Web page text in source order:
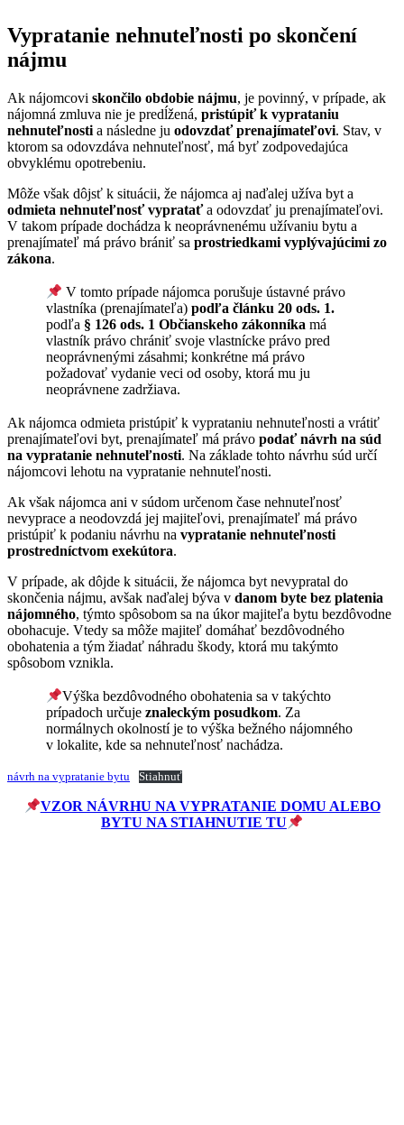
Vypratanie nehnuteľnosti po skončení
nájmu
Ak nájomcovi skončilo obdobie nájmu, je povinný, v prípade, ak
nájomná zmluva nie je predĺžená, pristúpiť k vyprataniu
nehnuteľnosti a následne ju odovzdať prenajímateľovi. Stav, v
ktorom sa odovzdáva nehnuteľnosť, má byť zodpovedajúca
obvyklému opotrebeniu.
Môže však dôjsť k situácii, že nájomca aj naďalej užíva byt a
odmieta nehnuteľnosť vyprataťa odovzdať ju prenajímateľovi.
V takom prípade dochádza k neoprávnenému užívaniu bytu a
prenajímateľ má právo brániť sa prostriedkami vyplývajúcimi zo
zákona.
V tomto prípade nájomca porušuje ústavné právo
vlastníka (prenajímateľa) podľa článku 20 ods. 1.
podľa § 126 ods. 1 Občianskeho zákonníka má
vlastník právo chrániť svoje vlastnícke právo pred
neoprávnenými zásahmi; konkrétne má právo
požadovať vydanie veci od osoby, ktorá mu ju
neoprávnene zadržiava.
Ak nájomca odmieta pristúpiť k vyprataniu nehnuteľnosti a vrátiť
prenajímateľovi byt, prenajímateľ má právo podať návrh na súd
na vypratanie nehnuteľnosti. Na základe tohto návrhu súd určí
nájomcovi lehotu na vypratanie nehnuteľnosti.
Ak však nájomca ani v súdom určenom čase nehnuteľnosť
nevyprace a neodovzdá jej majiteľovi, prenajímateľ má právo
pristúpiť k podaniu návrhu na vypratanie nehnuteľnosti
prostredníctvom exekútora.
V prípade, ak dôjde k situácii, že nájomca byt nevypratal do
skončenia nájmu, avšak naďalej býva v danom byte bez platenia
nájomného, týmto spôsobom sa na úkor majiteľa bytu bezdôvodne
obohacuje. Vtedy sa môže majiteľ domáhať bezdôvodného
obohatenia a tým žiadať náhradu škody, ktorá mu takýmto
spôsobom vznikla.
Výška bezdôvodného obohatenia sa v takýchto
prípadoch určuje znaleckým posudkom. Za
normálnych okolností je to výška bežného nájomného
v lokalite, kde sa nehnuteľnosť nachádza.
návrh na vypratanie bytu Stiahnuť
VZOR NÁVRHU NA VYPRATANIE DOMU ALEBO
BYTU NA STIAHNUTIE TU